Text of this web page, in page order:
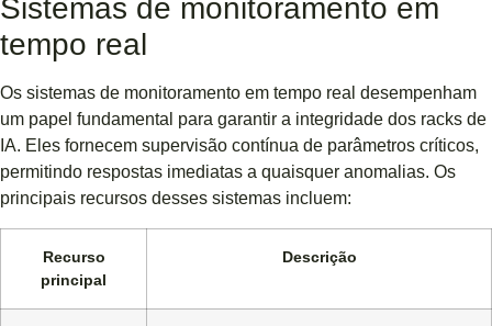
Sistemas de monitoramento em
tempo real
Os sistemas de monitoramento em tempo real desempenham
um papel fundamental para garantir a integridade dos racks de
IA. Eles fornecem supervisão contínua de parâmetros críticos,
permitindo respostas imediatas a quaisquer anomalias. Os
principais recursos desses sistemas incluem:
Recurso
principal
Descrição